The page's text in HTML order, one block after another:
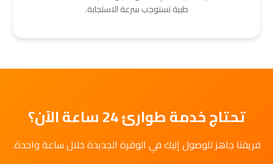
طبية تستوجب سرعة الاستجابة.
تحتاج خدمة طوارئ 24 ساعة الآن؟
فريقنا جاهز للوصول إليك في الوفرة الجديدة خلال ساعة واحدة.